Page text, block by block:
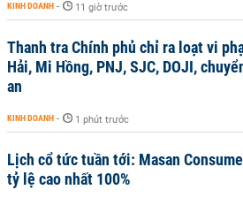
KINH DOANH - 11 giờ trước
Thanh tra Chính phủ chỉ ra loạt vi
Hải, Mi Hồng, PNJ, SJC, DOJI,
an
KINH DOANH - 1 phút trước
Lịch cổ tức tuần tới: Masan
tỷ lệ cao nhất 100%